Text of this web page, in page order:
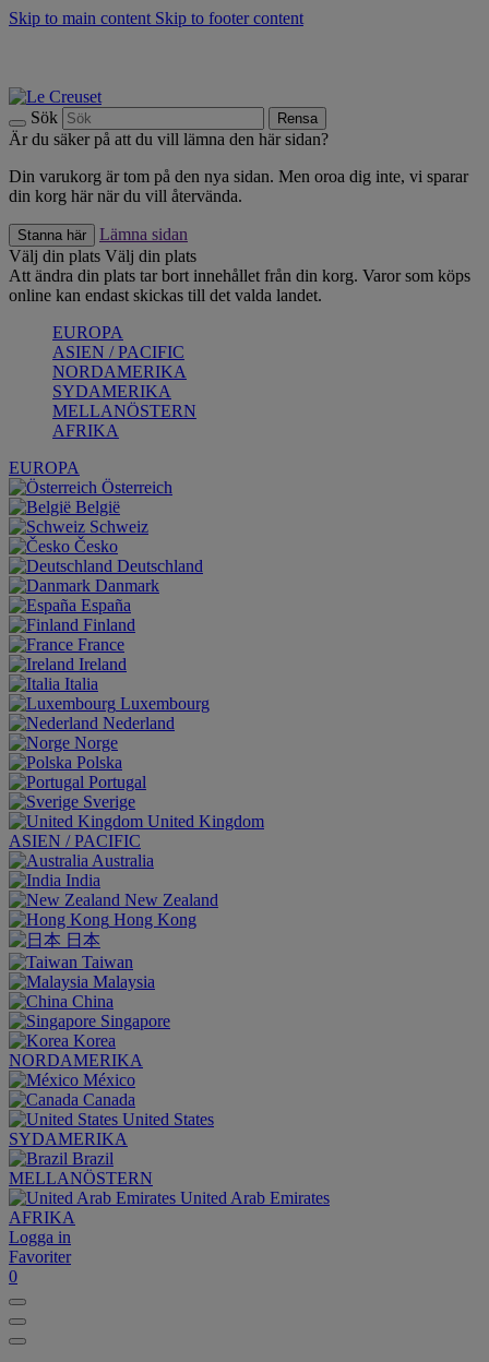
Skip to main content Skip to footer content
Sök Rensa
Är du säker på att du vill lämna den här sidan?
Din varukorg är tom på den nya sidan. Men oroa dig inte, vi sparar
din korg här när du vill återvända.
Stanna här
Lämna sidan
Välj din plats Välj din plats
Att ändra din plats tar bort innehållet från din korg. Varor som köps
online kan endast skickas till det valda landet.
EUROPA
ASIEN / PACIFIC
NORDAMERIKA
SYDAMERIKA
MELLANÖSTERN
AFRIKA
EUROPA
Österreich
België
Schweiz
Česko
Deutschland
Danmark
España
Finland
France
Ireland
Italia
Luxembourg
Nederland
Norge
Polska
Portugal
Sverige
United Kingdom
ASIEN / PACIFIC
Australia
India
New Zealand
Hong Kong
日本
Taiwan
Malaysia
China
Singapore
Korea
NORDAMERIKA
México
Canada
United States
SYDAMERIKA
Brazil
MELLANÖSTERN
United Arab Emirates
AFRIKA
Logga in
Favoriter
0